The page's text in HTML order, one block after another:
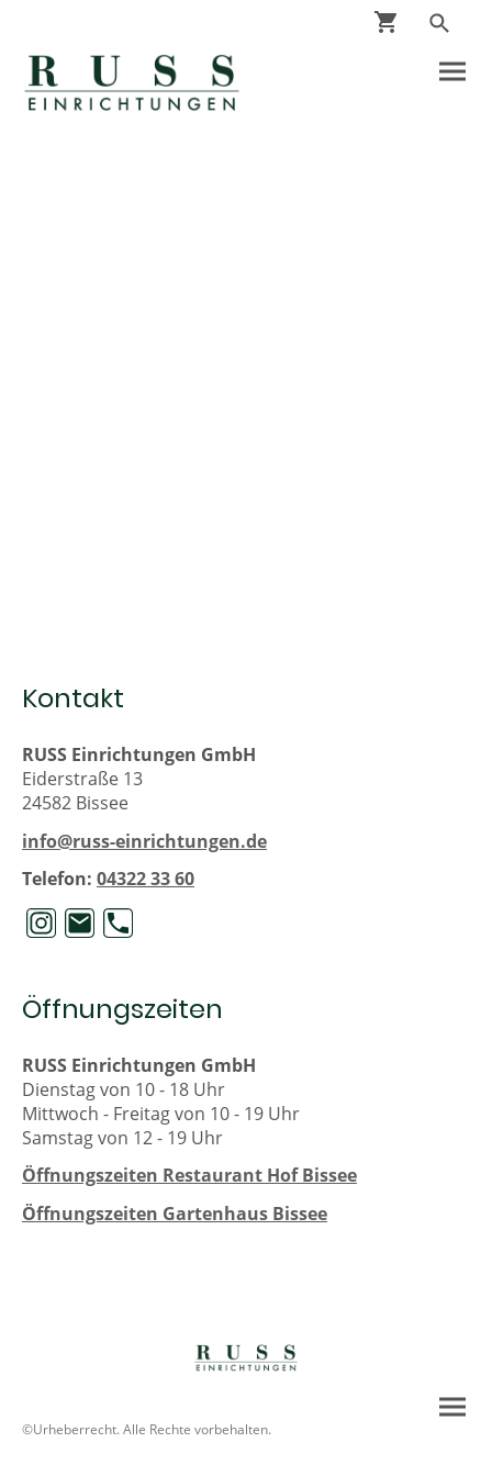
Kontakt
RUSS Einrichtungen GmbH
Eiderstraße 13
24582 Bissee
info@russ-einrichtungen.de
Telefon: 04322 33 60
Öffnungszeiten
RUSS Einrichtungen GmbH
Dienstag von 10 - 18 Uhr
Mittwoch - Freitag von 10 - 19 Uhr
Samstag von 12 - 19 Uhr
Öffnungszeiten Restaurant Hof Bissee
Öffnungszeiten Gartenhaus Bissee
©Urheberrecht. Alle Rechte vorbehalten.